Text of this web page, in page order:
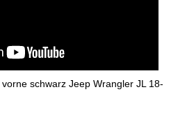
vorne schwarz Jeep Wrangler JL 18-